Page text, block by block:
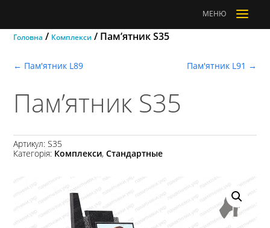
МЕНЮ a
Головна / Комплекси/ Пам’ятник S35
← Пам'ятник L89 Пам'ятник L91 →
Пам’ятник S35
Артикул: S35
Категорія: Комплекси, Стандартные